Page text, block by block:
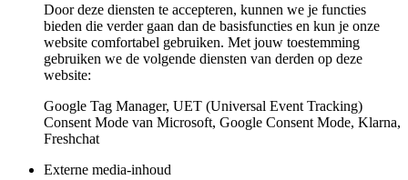
Door deze diensten te accepteren, kunnen we je functies
bieden die verder gaan dan de basisfuncties en kun je onze
website comfortabel gebruiken. Met jouw toestemming
gebruiken we de volgende diensten van derden op deze
website:
Google Tag Manager, UET (Universal Event Tracking)
Consent Mode van Microsoft, Google Consent Mode, Klarna,
Freshchat
Externe media-inhoud